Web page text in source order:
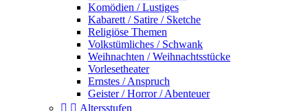
Komödien / Lustiges
Kabarett / Satire / Sketche
Religiöse Themen
Volkstümliches / Schwank
Weihnachten / Weihnachtsstücke
Vorlesetheater
Ernstes / Anspruch
Geister / Horror / Abenteuer
  Altersstufen